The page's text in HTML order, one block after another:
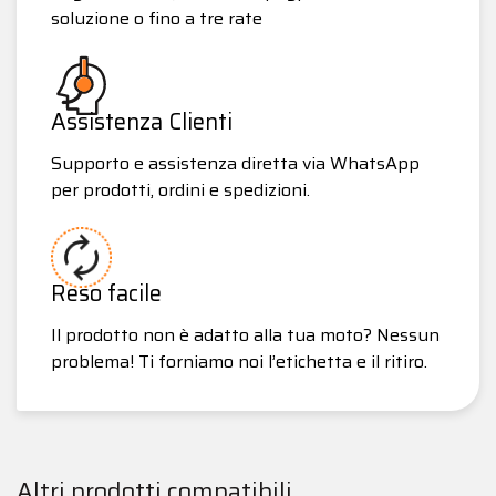
soluzione o fino a tre rate
Assistenza Clienti
Supporto e assistenza diretta via WhatsApp
per prodotti, ordini e spedizioni.
Reso facile
Il prodotto non è adatto alla tua moto? Nessun
problema! Ti forniamo noi l’etichetta e il ritiro.